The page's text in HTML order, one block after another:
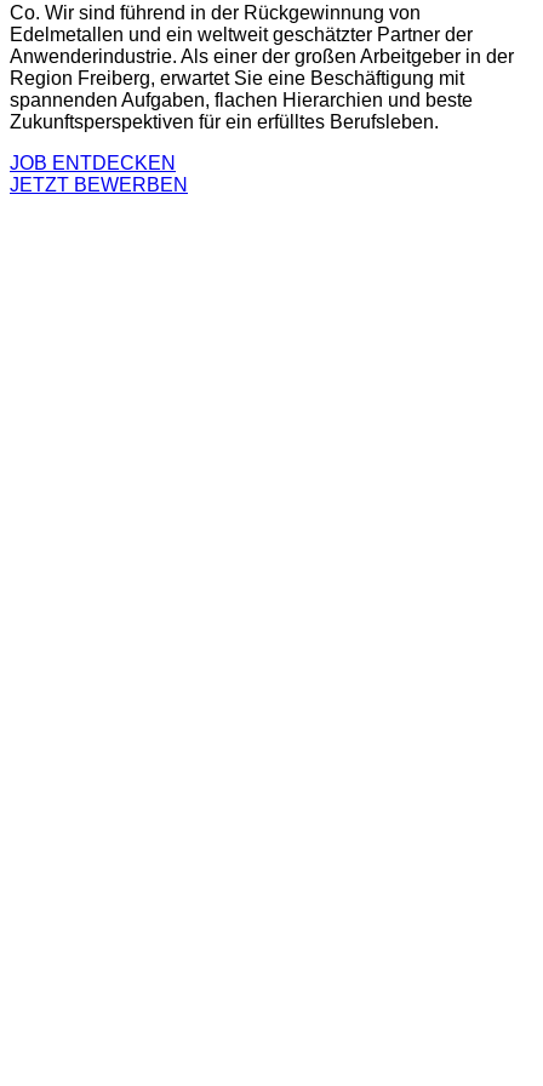
Co. Wir sind führend in der Rückgewinnung von
Edelmetallen und ein weltweit geschätzter Partner der
Anwenderindustrie. Als einer der großen Arbeitgeber in der
Region Freiberg, erwartet Sie eine Beschäftigung mit
spannenden Aufgaben, flachen Hierarchien und beste
Zukunftsperspektiven für ein erfülltes Berufsleben.
JOB ENTDECKEN
JETZT BEWERBEN